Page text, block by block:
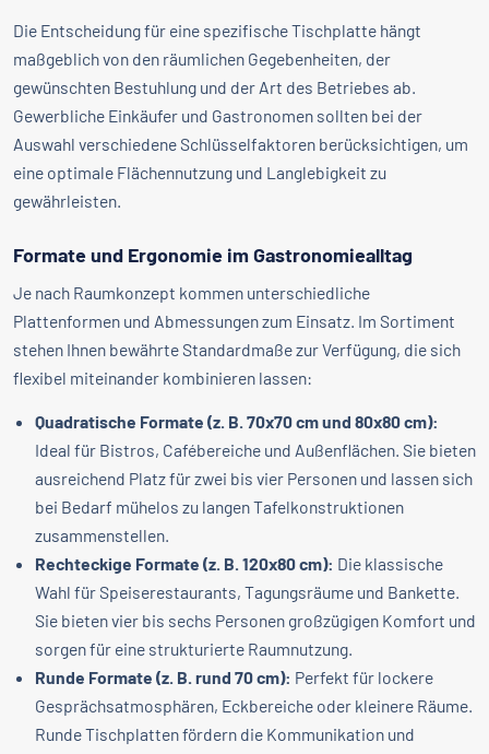
Die Entscheidung für eine spezifische Tischplatte hängt
maßgeblich von den räumlichen Gegebenheiten, der
gewünschten Bestuhlung und der Art des Betriebes ab.
Gewerbliche Einkäufer und Gastronomen sollten bei der
Auswahl verschiedene Schlüsselfaktoren berücksichtigen, um
eine optimale Flächennutzung und Langlebigkeit zu
gewährleisten.
Formate und Ergonomie im Gastronomiealltag
Je nach Raumkonzept kommen unterschiedliche
Plattenformen und Abmessungen zum Einsatz. Im Sortiment
stehen Ihnen bewährte Standardmaße zur Verfügung, die sich
flexibel miteinander kombinieren lassen:
Quadratische Formate (z. B. 70x70 cm und 80x80 cm):
Ideal für Bistros, Cafébereiche und Außenflächen. Sie bieten
ausreichend Platz für zwei bis vier Personen und lassen sich
bei Bedarf mühelos zu langen Tafelkonstruktionen
zusammenstellen.
Rechteckige Formate (z. B. 120x80 cm): Die klassische
Wahl für Speiserestaurants, Tagungsräume und Bankette.
Sie bieten vier bis sechs Personen großzügigen Komfort und
sorgen für eine strukturierte Raumnutzung.
Runde Formate (z. B. rund 70 cm): Perfekt für lockere
Gesprächsatmosphären, Eckbereiche oder kleinere Räume.
Runde Tischplatten fördern die Kommunikation und